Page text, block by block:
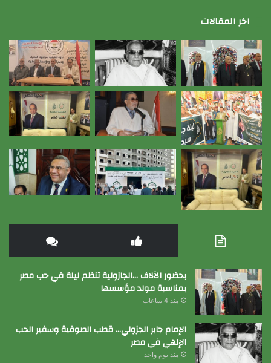
اخر المقالات
بحضور الآلاف …الجازولية تنظم ليلة في حب مصر
بمناسبة مولد مؤسسها
منذ 4 ساعات
الإمام جابر الجزولي… قطب الصوفية وسفير الحب
الإلهي في مصر
منذ يوم واحد